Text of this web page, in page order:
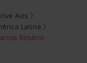
Avis
Latina
Rosário